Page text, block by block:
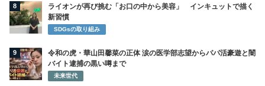
8
ライオンが再び挑む「お口の中から美容」 インキュットで描く
新習慣
SDGsの取り組み
9
令和の虎・華山田馨菜の正体 涙の医学部志望からパパ活豪遊と闇
バイト逮捕の黒い噂まで
未来世代